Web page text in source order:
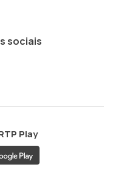
sociais
Play